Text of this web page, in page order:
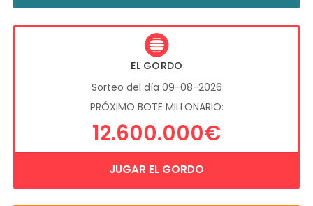
EL GORDO
Sorteo del día 09-08-2026
PRÓXIMO BOTE MILLONARIO:
12.600.000€
JUGAR EL GORDO